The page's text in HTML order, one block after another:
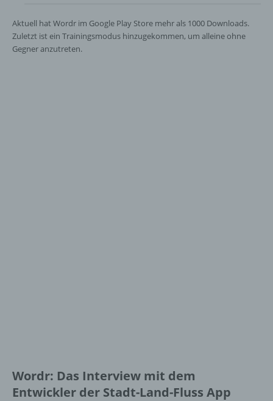
Aktuell hat Wordr im Google Play Store mehr als 1000 Downloads.
Zuletzt ist ein Trainingsmodus hinzugekommen, um alleine ohne
Gegner anzutreten.
Wordr: Das Interview mit dem
Entwickler der Stadt-Land-Fluss App